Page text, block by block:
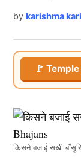
by karishma
🚩
किसने बजाई सखी